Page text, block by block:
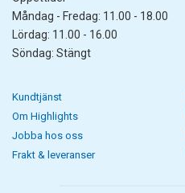
Måndag - Fredag: 11.00 - 18.00
Lördag: 11.00 - 16.00
Söndag: Stängt
Kundtjänst
Om Highlights
Jobba hos oss
Frakt & leveranser